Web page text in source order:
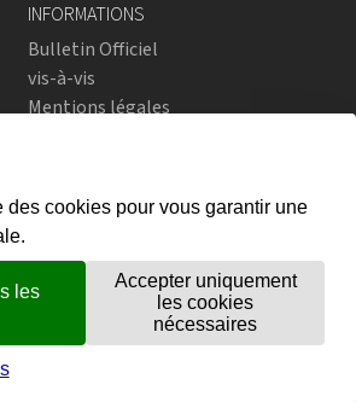
INFORMATIONS
Bulletin Officiel
vis-à-vis
Mentions légales
Instagram
flickr